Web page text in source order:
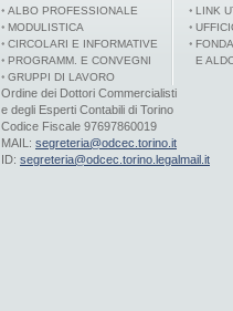
ALBO PROFESSIONALE
MODULISTICA
CIRCOLARI E INFORMATIVE
PROGRAMM. E CONVEGNI
GRUPPI DI LAVORO
LINK
E
Ordine dei Dottori Commercialisti
e degli Esperti Contabili di Torino
Codice Fiscale 97697860019
MAIL: segreteria@odcec.torino.it
ID: segreteria@odcec.torino.legalmail.it